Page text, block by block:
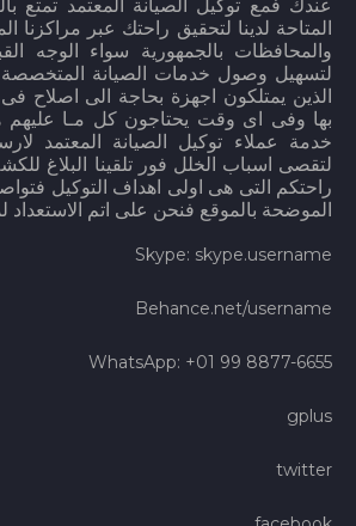
عندك فمع توكيل الصيانة المعتمد تمتع
المتاحة لدينا لتحقيق راحتك عبر مراكزنا
والمحافظات بالجمهورية سواء الوجه
لتسهيل وصول خدمات الصيانة المتخصصة
الذين يمتلكون اجهزة بحاجة الى اصلاح
بها وفى اى وقت يحتاجون كل مـا عليهم
خدمة عملاء توكيل الصيانة المعتمد
لتقصى اسباب الخلل فور تلقينا البلاغ
راحتكم التى هى اولى اهداف التوكيل
الموضحة بالموقع فنحن على اتم الاستعداد
Skype: skype.username
Behance.net/username
WhatsApp: +01 99 8877-6655
gplus
twitter